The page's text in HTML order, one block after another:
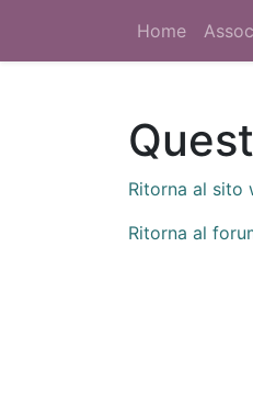
Home
Ritorna al sito
Ritorna al